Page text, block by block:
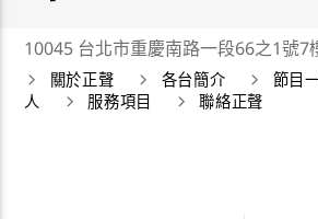
10045 台北市重慶南路一段66之1號7
關於正聲
各台簡介 節目
人
服務項目 聯絡正聲